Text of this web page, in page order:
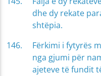
dhe dy rekate
shtëpia.
Fërkimi i fytyrës
nga gjumi për
ajeteve të fundit